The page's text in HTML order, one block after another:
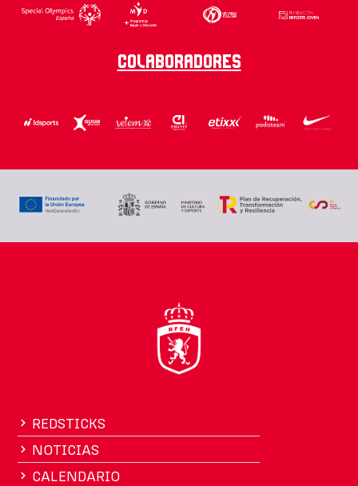
Colaboradores
REDSTICKS
NOTICIAS
CALENDARIO